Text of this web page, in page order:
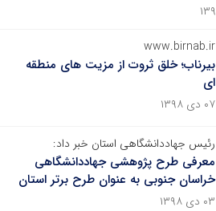
www.birnab.ir
بیرناب؛ خلق ثروت از مزیت های منطقه
ای
۰۷ دی ۱۳۹۸
رئیس جهاددانشگاهی استان خبر داد:
معرفی طرح پژوهشی جهاددانشگاهی
خراسان جنوبی به عنوان طرح برتر استان
۰۳ دی ۱۳۹۸